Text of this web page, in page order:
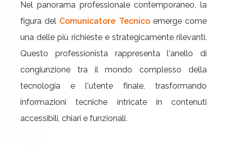
Nel panorama professionale contemporaneo, la
figura del Comunicatore Tecnicoemerge come
una delle più richieste e strategicamente rilevanti.
Questo professionista rappresenta l'anello di
congiunzione tra il mondo complesso della
tecnologia e l'utente finale, trasformando
informazioni tecniche intricate in contenuti
accessibili, chiari e funzionali.